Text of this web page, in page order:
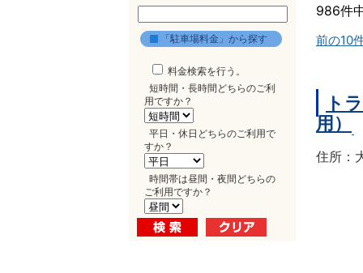
「駐車場料金」から探す
料金検索を行う。
短時間・長時間どちらのご利
用ですか？
平日・休日どちらのご利用で
すか？
時間帯は昼間・夜間どちらの
ご利用ですか？
986件
前の10
ト
用）
住所：